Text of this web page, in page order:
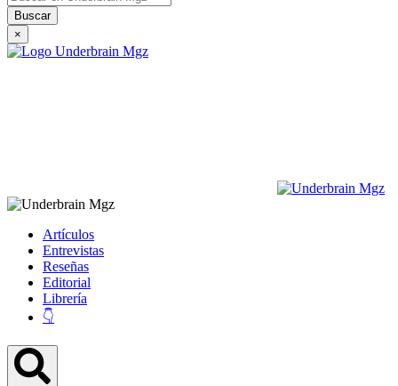
×
Artículos
Entrevistas
Reseñas
Editorial
Librería
👇